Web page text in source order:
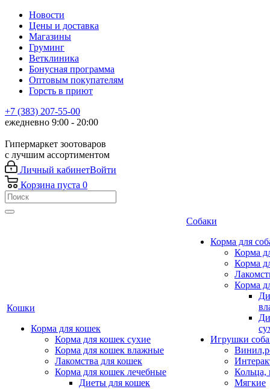
Новости
Цены и доставка
Магазины
Груминг
Ветклиника
Бонусная программа
Оптовым покупателям
Горсть в приют
+7 (383) 207-55-00
ежедневно 9:00 - 20:00
Гипермаркет зоотоваров
с лучшим ассортиментом
Личный кабинетВойти
Корзина пуста 0
Кошки
Корма для кошек
Корма для кошек сухие
Корма для кошек влажные
Лакомства для кошек
Корма для кошек лечебные
Диеты для кошек
Собаки
Корма для
Корма
Корма
Корма
Игрушки
Кольца,
Мягкие